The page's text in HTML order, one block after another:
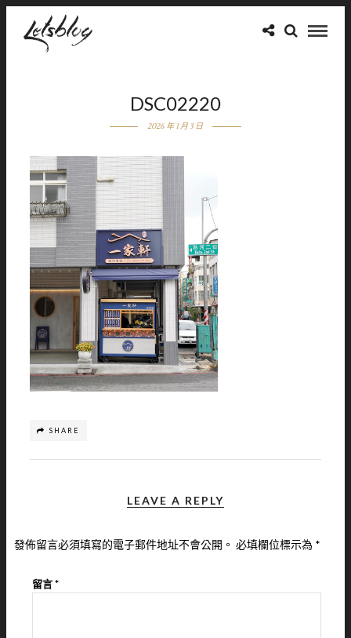
DSC02220
2026 年 1 月 3 日
SHARE
LEAVE A REPLY
發佈留言必須填寫的電子郵件地址不會公開。 必填欄位標示為 *
留言*